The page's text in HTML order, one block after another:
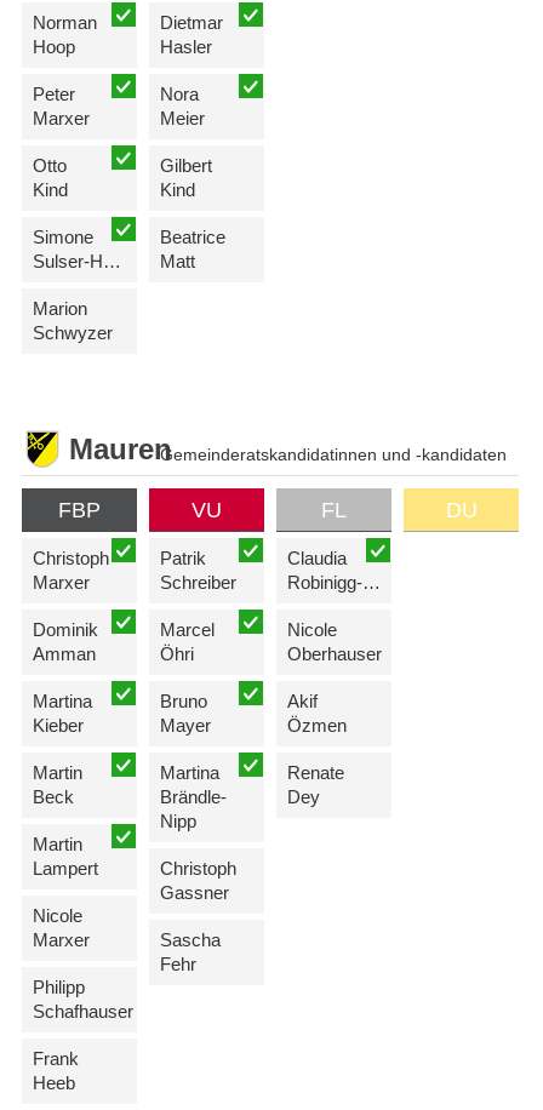
Norman
Hoop
Peter
Marxer
Otto
Kind
Simone
Sulser-Hasler
Marion
Schwyzer
Dietmar
Hasler
Nora
Meier
Gilbert
Kind
Beatrice
Matt
MaurenGemeinderatskandidatinnen und -kandidaten
FBP
Christoph
Marxer
Dominik
Amman
Martina
Kieber
Martin
Beck
Martin
Lampert
Nicole
Marxer
Philipp
Schafhauser
Frank
Heeb
VU
Patrik
Schreiber
Marcel
Öhri
Bruno
Mayer
Martina
Brändle-
Nipp
Christoph
Gassner
Sascha
Fehr
FL
Claudia
Robinigg-Büchel
Nicole
Oberhauser
Akif
Özmen
Renate
Dey
DU